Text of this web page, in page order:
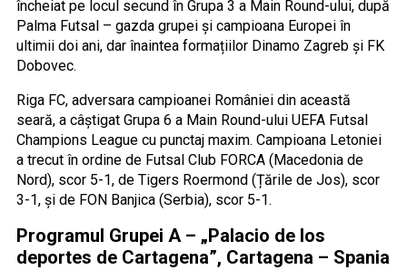
încheiat pe locul secund în Grupa 3 a Main Round-ului, după
Palma Futsal – gazda grupei și campioana Europei în
ultimii doi ani, dar înaintea formațiilor Dinamo Zagreb și FK
Dobovec.
Riga FC, adversara campioanei României din această
seară, a câștigat Grupa 6 a Main Round-ului UEFA Futsal
Champions League cu punctaj maxim. Campioana Letoniei
a trecut în ordine de Futsal Club FORCA (Macedonia de
Nord), scor 5-1, de Tigers Roermond (Țările de Jos), scor
3-1, și de FON Banjica (Serbia), scor 5-1.
Programul Grupei A – „Palacio de los
deportes de Cartagena”, Cartagena – Spania